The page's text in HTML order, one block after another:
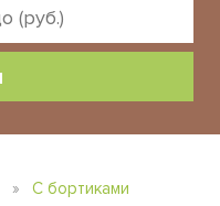
» С бортиками